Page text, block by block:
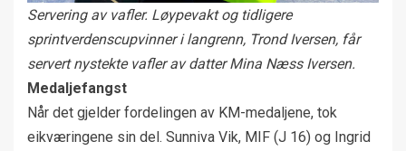
Servering av vafler. Løypevakt og tidligere
sprintverdenscupvinner i langrenn, Trond Iversen, får
servert nystekte vafler av datter Mina Næss Iversen.
Medaljefangst
Når det gjelder fordelingen av KM-medaljene, tok
eikværingene sin del. Sunniva Vik, MIF (J 16) og Ingrid